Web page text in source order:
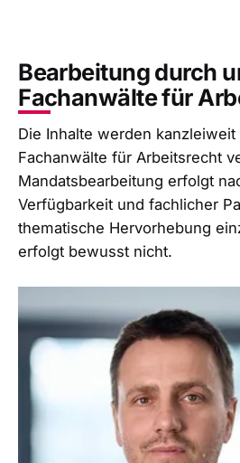
Bearbeitung durch
Fachanwälte für
Die Inhalte werden
Fachanwälte für Arbeitsrecht
Mandatsbearbeitung erfolgt
Verfügbarkeit und fachlicher
thematische Hervorhebung
erfolgt bewusst nicht.